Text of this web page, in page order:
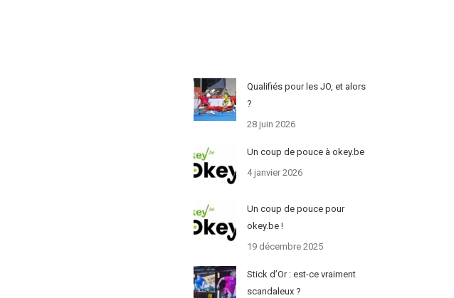
Qualifiés pour les JO, et alors
?
28 juin 2026
Un coup de pouce à okey.be
4 janvier 2026
Un coup de pouce pour
okey.be !
19 décembre 2025
Stick d’Or : est-ce vraiment
scandaleux ?